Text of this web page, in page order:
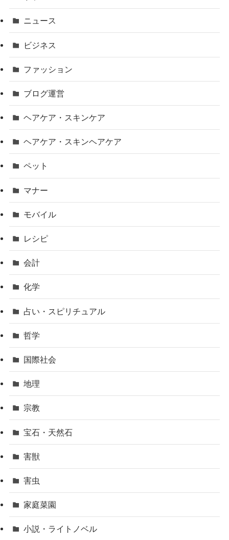
ニュース
ビジネス
ファッション
ブログ運営
ヘアケア・スキンケア
ヘアケア・スキンヘアケア
ペット
マナー
モバイル
レシピ
会計
化学
占い・スピリチュアル
哲学
国際社会
地理
宗教
宝石・天然石
害獣
害虫
家庭菜園
小説・ライトノベル